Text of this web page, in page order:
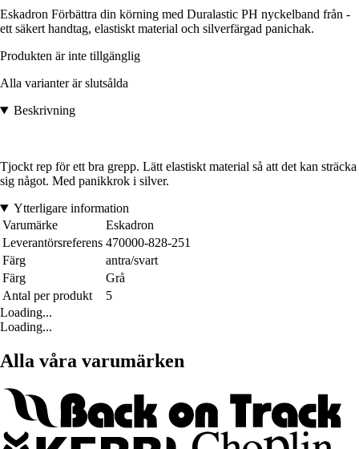
Eskadron Förbättra din körning med Duralastic PH nyckelband från -
ett säkert handtag, elastiskt material och silverfärgad panichak.
Produkten är inte tillgänglig
Alla varianter är slutsålda
Beskrivning
Tjockt rep för ett bra grepp. Lätt elastiskt material så att det kan sträcka
sig något. Med panikkrok i silver.
Ytterligare information
Varumärke
Eskadron
Leverantörsreferens 470000-828-251
Färg
antra/svart
Färg
Grå
Antal per produkt
5
Loading...
Loading...
Alla våra varumärken